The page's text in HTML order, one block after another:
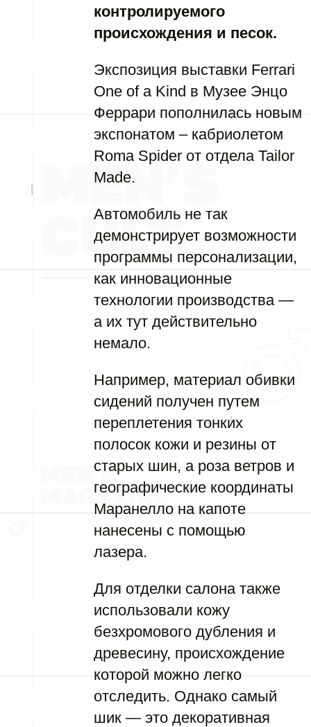
контролируемого
происхождения и песок.
Экспозиция выставки Ferrari
One of a Kind в Музее Энцо
Феррари пополнилась новым
экспонатом – кабриолетом
Roma Spider от отдела Tailor
Made.
Автомобиль не так
демонстрирует возможности
программы персонализации,
как инновационные
технологии производства —
а их тут действительно
немало.
Например, материал обивки
сидений получен путем
переплетения тонких
полосок кожи и резины от
старых шин, а роза ветров и
географические координаты
Маранелло на капоте
нанесены с помощью
лазера.
Для отделки салона также
использовали кожу
безхромового дубления и
древесину, происхождение
которой можно легко
отследить. Однако самый
шик — это декоративная